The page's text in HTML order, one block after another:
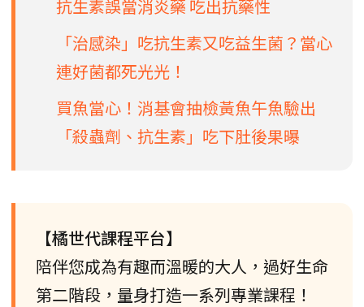
抗生素誤當消炎藥 吃出抗藥性
「治感染」吃抗生素又吃益生菌？當心
連好菌都死光光！
買魚當心！消基會抽檢黃魚午魚驗出
「殺蟲劑、抗生素」吃下肚後果曝
【橘世代課程平台】
陪伴您成為有趣而溫暖的大人，過好生命
第二階段，量身打造一系列專業課程！